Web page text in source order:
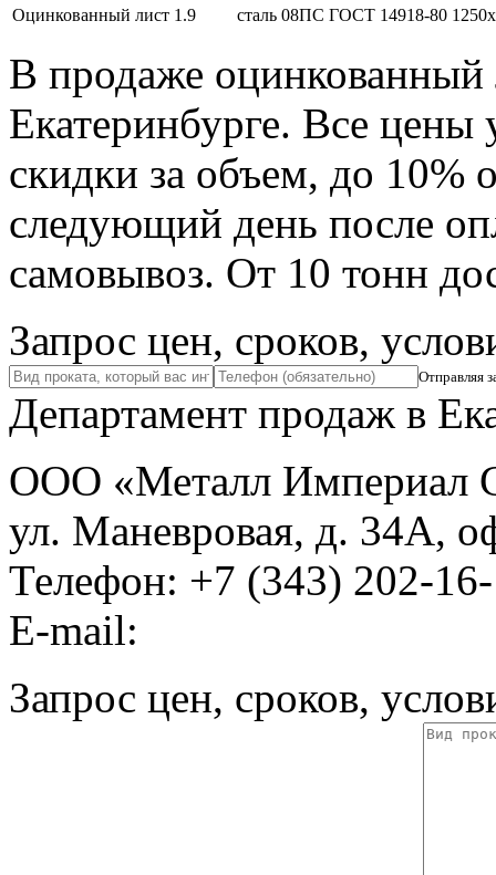
Оцинкованный лист 1.9
сталь 08ПС ГОСТ 14918-80
В продаже оцинкованный
Екатеринбурге. Все
скидки за объем, до 10%
следующий день после
самовывоз. От 10 тонн
Запрос цен, сроков,
Отправляя
Департамент продаж в
ООО «Металл Империал
ул. Маневровая, д. 34А,
Телефон: +7 (343) 202-
E-mail:
Запрос цен, сроков,